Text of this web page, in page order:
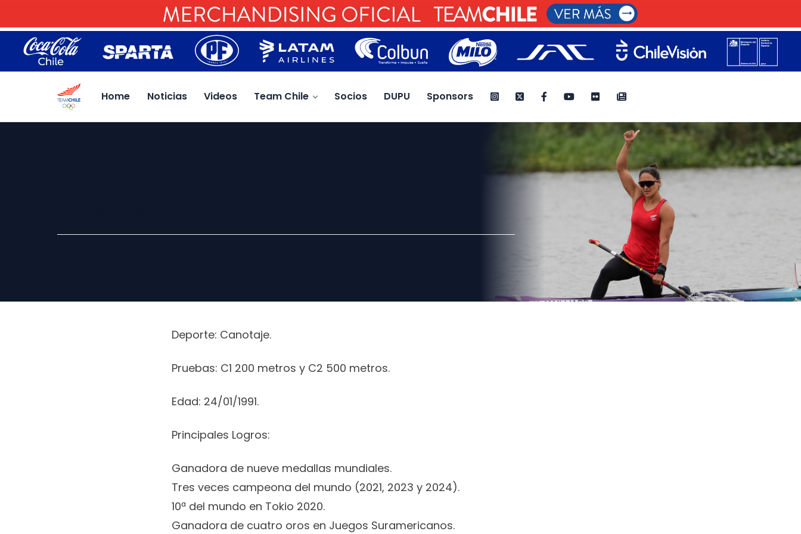
Home Noticias Videos Team Chile Socios DUPU Sponsors
Deporte: Canotaje.
Pruebas: C1 200 metros y C2 500 metros.
Edad: 24/01/1991.
Principales Logros:
Ganadora de nueve medallas mundiales.
Tres veces campeona del mundo (2021, 2023 y 2024).
10ª del mundo en Tokio 2020.
Ganadora de cuatro oros en Juegos Suramericanos.